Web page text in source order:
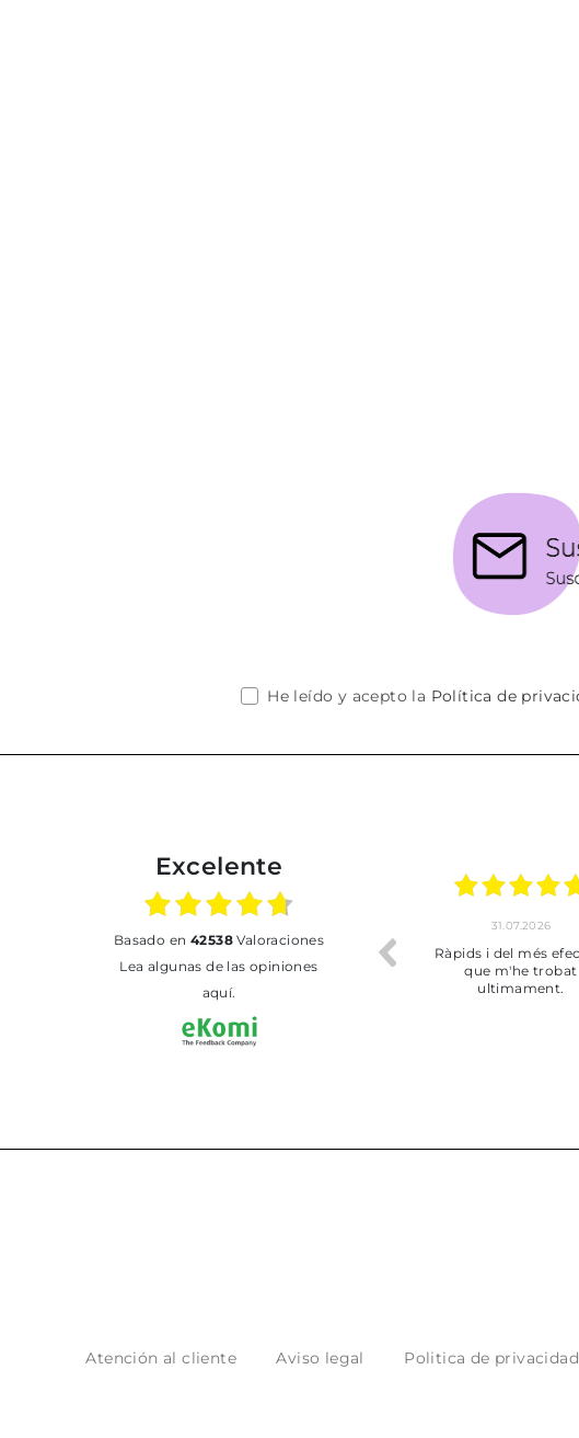
He leído y acepto la Política de
Excelente
basado en 42538Valoraciones
Lea algunas de las opiniones
aquí.
30.06.2026
Tot perfecte
Atención al cliente Aviso legal Politica de